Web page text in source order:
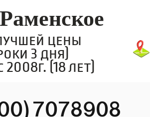
цены
3 дня)
2008г. (18 лет)